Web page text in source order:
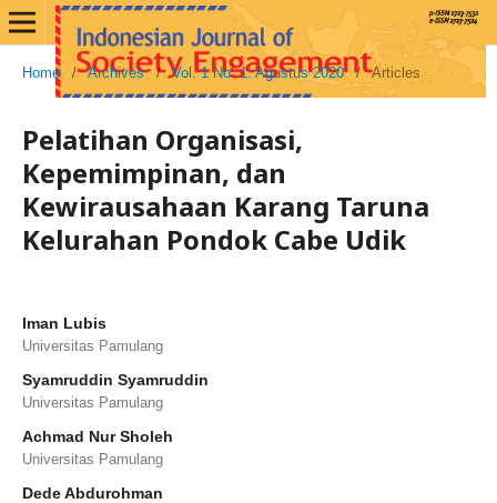
Home / Archives / Vol. 1 No. 1: Agustus 2020 / Articles
Pelatihan Organisasi,
Kepemimpinan, dan
Kewirausahaan Karang Taruna
Kelurahan Pondok Cabe Udik
Iman Lubis
Universitas Pamulang
Syamruddin Syamruddin
Universitas Pamulang
Achmad Nur Sholeh
Universitas Pamulang
Dede Abdurohman